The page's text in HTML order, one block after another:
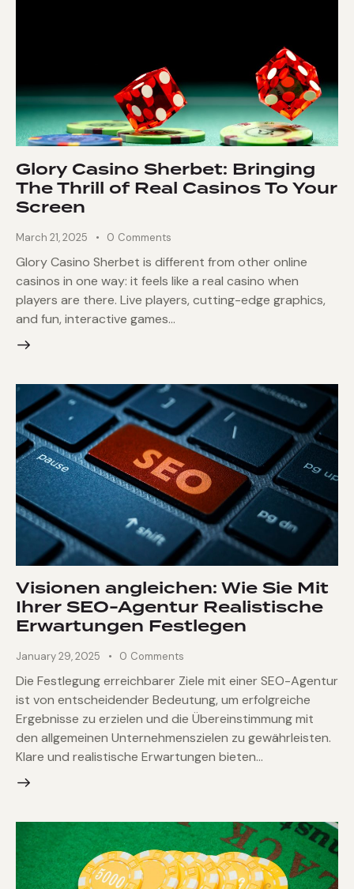
Glory Casino Sherbet: Bringing
The Thrill of Real Casinos To Your
Screen
March 21, 2025 0 Comments
Glory Casino Sherbet is different from other online
casinos in one way: it feels like a real casino when
players are there. Live players, cutting-edge graphics,
and fun, interactive games…
Visionen angleichen: Wie Sie Mit
Ihrer SEO-Agentur Realistische
Erwartungen Festlegen
January 29, 2025 0 Comments
Die Festlegung erreichbarer Ziele mit einer SEO-Agentur
ist von entscheidender Bedeutung, um erfolgreiche
Ergebnisse zu erzielen und die Übereinstimmung mit
den allgemeinen Unternehmenszielen zu gewährleisten.
Klare und realistische Erwartungen bieten…